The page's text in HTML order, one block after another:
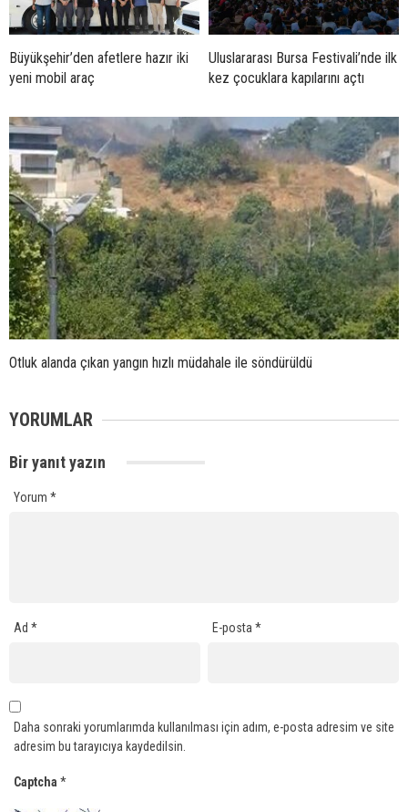
Büyükşehir’den afetlere hazır iki
yeni mobil araç
Uluslararası Bursa Festivali’nde ilk
kez çocuklara kapılarını açtı
Otluk alanda çıkan yangın hızlı müdahale ile söndürüldü
YORUMLAR
Bir yanıt yazın
Yorum *
Ad * E-posta*
Daha sonraki yorumlarımda kullanılması için adım, e-posta adresim ve site
adresim bu tarayıcıya kaydedilsin.
Captcha *